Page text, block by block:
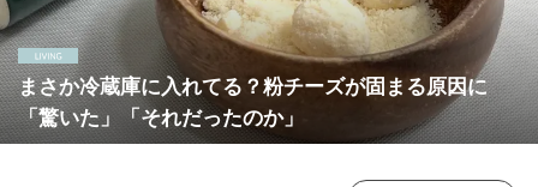
まさか冷蔵庫に入れてる？粉チーズが固まる原因に
「驚いた」「それだったのか」